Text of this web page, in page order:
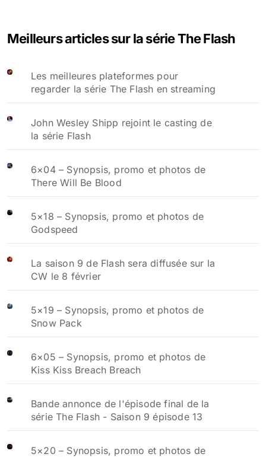
Meilleurs articles sur la série The Flash
Les meilleures plateformes pour
regarder la série The Flash en streaming
John Wesley Shipp rejoint le casting de
la série Flash
6×04 – Synopsis, promo et photos de
There Will Be Blood
5×18 – Synopsis, promo et photos de
Godspeed
La saison 9 de Flash sera diffusée sur la
CW le 8 février
5×19 – Synopsis, promo et photos de
Snow Pack
6×05 – Synopsis, promo et photos de
Kiss Kiss Breach Breach
Bande annonce de l'épisode final de la
série The Flash - Saison 9 épisode 13
5×20 – Synopsis, promo et photos de